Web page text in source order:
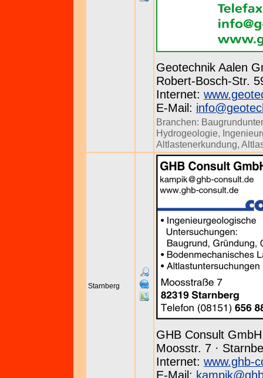
Geotechnik Aalen
Robert-Bosch-Str.
Internet:
E-Mail:
Branchen:
Hydrogeologie,
Altlastenerkundung,
Starnberg
GHB Consult GmbH
Moosstr. 7 ·
Internet: www.ghb-
E-Mail: